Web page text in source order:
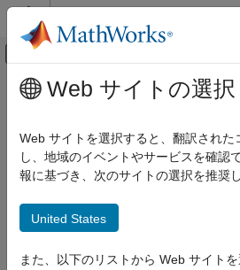
コンテンツへスキップ
オフキャンバス ナ
ドキュメンテーションのホーム
外部言語インターフェイス
MATLAB での .NET
カテゴリ
MATLAB での .NET Core の選択
メインコンテンツ
MATLAB での .NET
MATLAB での .NET 列挙型の作成
MATLAB では、MATLAB 列挙クラ
列挙型には、メンバー、メソッドお
Web サイトの選択
Web サイトを選択すると、翻訳された
し、地域のイベントやサービスを確認
報に基づき、次のサイトの選択を推奨
United States
また、以下のリストから Web サイト